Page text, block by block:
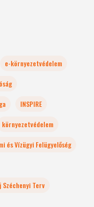
e-környezetvédelem
INSPIRE
környezetvédelem
és Vízügyi Felügyelőség
Széchenyi Terv